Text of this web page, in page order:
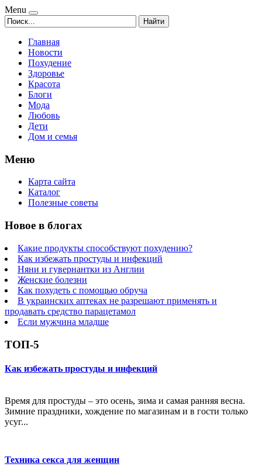
Menu
Найти
Главная
Новости
Похудение
Здоровье
Красота
Блоги
Мода
Любовь
Дети
Дом и семья
Меню
Карта сайта
Каталог
Полезные советы
Новое в блогах
Какие продукты способствуют похудению?
Как избежать простуды и инфекций
Няни и гувернантки из Англии
Женские болезни
Как похудеть с помощью обруча
В украинских аптеках не разрешают применять и
продавать средство парацетамол
Если мужчина младше
ТОП-5
Как избежать простуды и инфекций
Время для простуды – это осень, зима и самая ранняя весна.
Зимние праздники, хождение по магазинам и в гости только
усуг...
Техника секса для женщин